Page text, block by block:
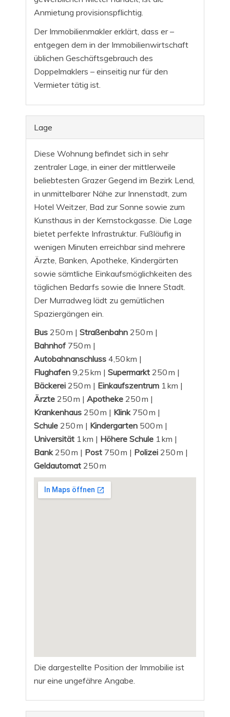
Anmietung provisionspflichtig.
Der Immobilienmakler erklärt, dass er –
entgegen dem in der Immobilienwirtschaft
üblichen Geschäftsgebrauch des
Doppelmaklers – einseitig nur für den
Vermieter tätig ist.
Lage
Diese Wohnung befindet sich in sehr
zentraler Lage, in einer der mittlerweile
beliebtesten Grazer Gegend im Bezirk Lend,
in unmittelbarer Nähe zur Innenstadt, zum
Hotel Weitzer, Bad zur Sonne sowie zum
Kunsthaus in der Kernstockgasse. Die Lage
bietet perfekte Infrastruktur. Fußläufig in
wenigen Minuten erreichbar sind mehrere
Ärzte, Banken, Apotheke, Kindergärten
sowie sämtliche Einkaufsmöglichkeiten des
täglichen Bedarfs sowie die Innere Stadt.
Der Murradweg lädt zu gemütlichen
Spaziergängen ein.
Bus 250 m | Straßenbahn 250 m |
Bahnhof 750 m |
Autobahnanschluss 4,50 km |
Flughafen 9,25 km | Supermarkt 250 m |
Bäckerei 250 m | Einkaufszentrum 1 km |
Ärzte 250 m | Apotheke 250 m |
Krankenhaus 250 m | Klink750 m |
Schule 250 m | Kindergarten 500 m |
Universität 1 km | Höhere Schule 1 km |
Bank250 m | Post 750 m | Polizei 250 m |
Geldautomat 250 m
Die dargestellte Position der Immobilie ist
nur eine ungefähre Angabe.